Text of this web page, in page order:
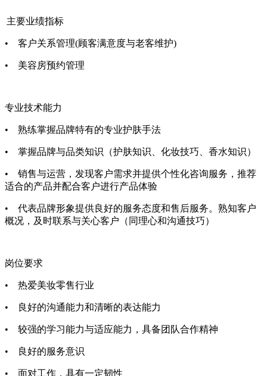
主要业绩指标
• 客户关系管理(顾客满意度与老客维护)
• 美容房预约管理
专业技术能力
• 熟练掌握品牌特有的专业护肤手法
• 掌握品牌与品类知识（护肤知识、化妆技巧、香水知识）
•
销售与运营，发现客户需求并提供个性化咨询服务，推荐
适合的产品并配合客户进行产品体验
•
代表品牌形象提供良好的服务态度和售后服务。熟知客户
概况，及时联系与关心客户（同理心和沟通技巧）
岗位要求
• 热爱美妆零售行业
• 良好的沟通能力和清晰的表达能力
• 较强的学习能力与适应能力，具备团队合作精神
• 良好的服务意识
• 面对工作，具有一定韧性